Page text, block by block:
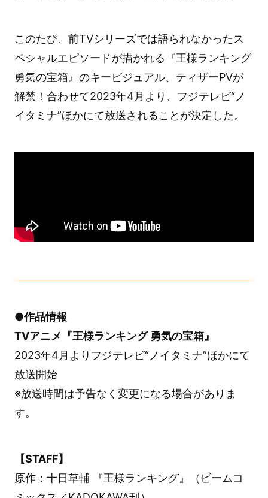
このたび、前TVシリーズでは語られなかったス
ペシャルエピソードが描かれる『王様ランキング
勇気の宝箱』のキービジュアル、ティザーPVが
解禁！合わせて2023年4月より、フジテレビ“ノ
イタミナ”ほかにて放送されることが決定した。
●作品情報
TVアニメ『王様ランキング 勇気の宝箱』
2023年4月よりフジテレビ“ノイタミナ”ほかにて
放送開始
※放送時間は予告なく変更になる場合がありま
す。
【STAFF】
原作：十日草輔 『王様ランキング』（ビームコ